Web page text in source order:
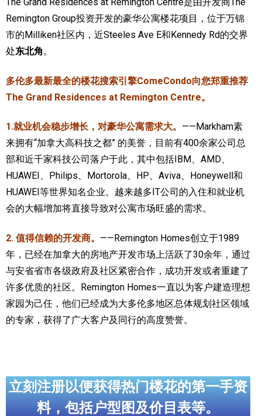
定居安大略省
安大略省免费医疗保险
加拿大的福利制度
吃货眼中的加拿大地图
Remington Group投资开发的豪华公寓楼花项目，位于万锦
市的Milliken社区内，近Steeles Ave E和Kennedy Rd的交界
处东北角。
多伦多最新最全的楼花搜索引擎ComeCondo向您郑重推荐
The Grand Residences at Remington Centre。
1.就业机会稳步增长，对豪华公寓需求大。 ——Markham素
来拥有“加拿大高科技之都” 的美誉，目前有400余家公司总
部和近千家科技公司落户于此，其中包括IBM、AMD、
HUAWEI、Philips、Mortorola、HP、Aviva、Honeywell和
HUAWEI等世界知名企业。越来越多IT公司的入住和就业机
会的大幅增加将直接导致对公寓市场旺盛的需求。
2. 值得信赖的开发商。 ——Remington Homes创立于1989
年，已经在加拿大的房地产开发市场上活跃了30余年，通过
与安省省市各级政府及社区紧密合作，成功开发或者重建了
许多优质的社区。Remington Homes一直以为客户建造理想
家园为己任，他们已经成为大多伦多地区总体规划社区领域
的专家，获得了广大客户及同行的高度赞誉。
立刻注册以便获得热门楼花的第一手资
料，包括户型图及价目表等。